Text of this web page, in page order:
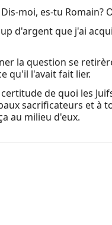
moi, es-tu Romain?
d'argent que j'ai
la question se
qu'il l'avait fait lier.
de quoi les
sacrificateurs et à
au milieu d'eux.